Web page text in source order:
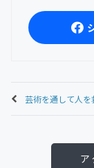
芸術を通して人を